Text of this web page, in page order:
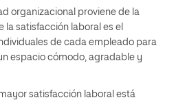
organizacional proviene de la
la satisfacción laboral es el
de cada empleado para
espacio cómodo, agradable y
satisfacción laboral está